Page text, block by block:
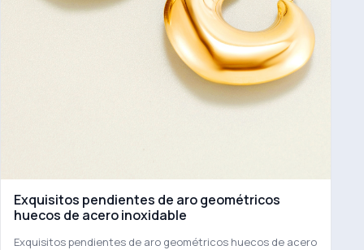
Exquisitos pendientes de aro geométricos
huecos de acero inoxidable
Exquisitos pendientes de aro geométricos huecos de acero